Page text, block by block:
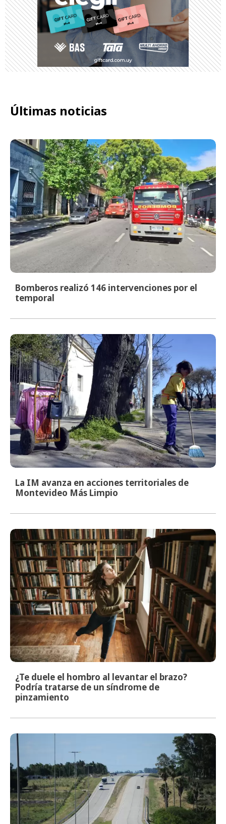
Últimas noticias
Bomberos realizó 146 intervenciones por el
temporal
La IM avanza en acciones territoriales de
Montevideo Más Limpio
¿Te duele el hombro al levantar el brazo?
Podría tratarse de un síndrome de
pinzamiento